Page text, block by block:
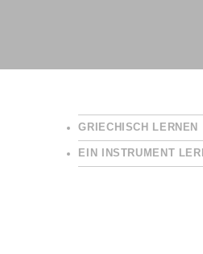
GRIECHISCH LERNEN
EIN INSTRUMENT